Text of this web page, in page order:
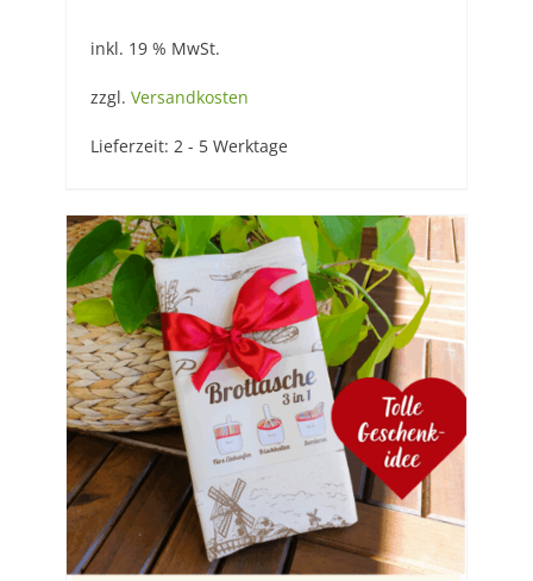
inkl. 19 % MwSt.
zzgl. Versandkosten
Lieferzeit: 2 - 5 Werktage